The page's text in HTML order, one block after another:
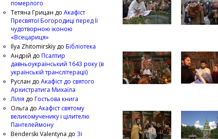
померлого
Тетяна Грицан до Акафіст
Пресвятої Богородиці перед Її
чудотворною іконою
«Всецариця»
Ilya Zhitomirskiy до Бібліотека
Андрій до Псалтир
давньоукраїнський 1643 року (в
українській транслітерації)
Руслан до Акафіст до святого
Архистратига Михаїла
Лілія до Гостьова книга
Ольга до Акафіст святому
великомученику і цілителю
Пантелеймону
Benderski Valentyna до Зі